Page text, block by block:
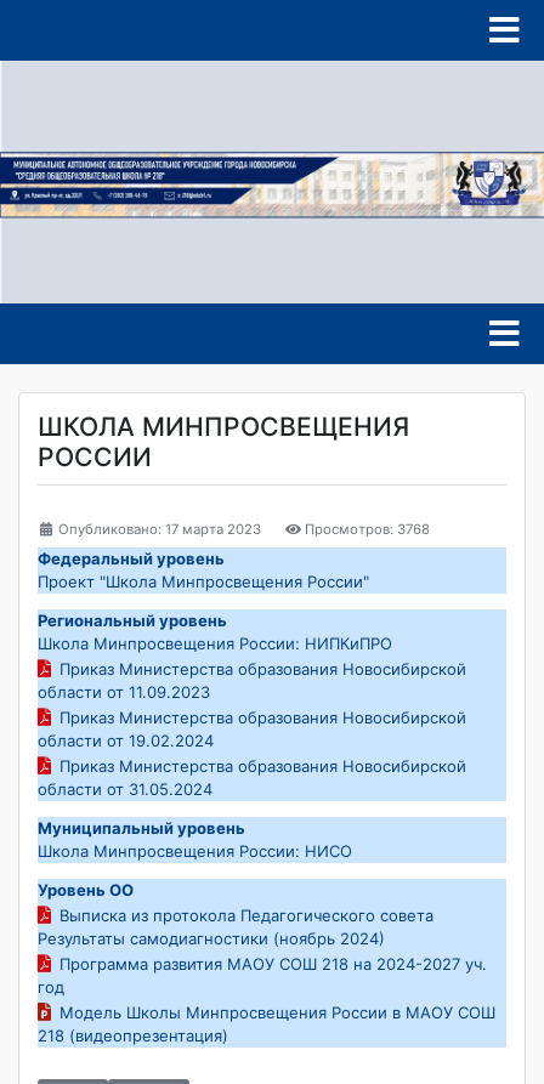
ШКОЛА МИНПРОСВЕЩЕНИЯ
РОССИИ
Опубликовано: 17 марта 2023 Просмотров: 3768
Федеральный уровень
Проект "Школа Минпросвещения России"
Региональный уровень
Школа Минпросвещения России: НИПКиПРО
Приказ Министерства образования Новосибирской
области от 11.09.2023
Приказ Министерства образования Новосибирской
области от 19.02.2024
Приказ Министерства образования Новосибирской
области от 31.05.2024
Муниципальный уровень
Школа Минпросвещения России: НИСО
Уровень ОО
Выписка из протокола Педагогического совета
Результаты самодиагностики (ноябрь 2024)
Программа развития МАОУ СОШ 218 на 2024-2027 уч.
год
Модель Школы Минпросвещения России в МАОУ СОШ
218 (видеопрезентация)